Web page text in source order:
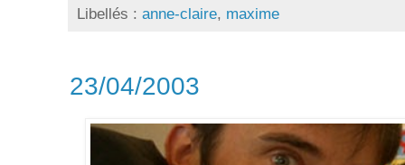
Libellés : anne-claire, maxime
23/04/2003